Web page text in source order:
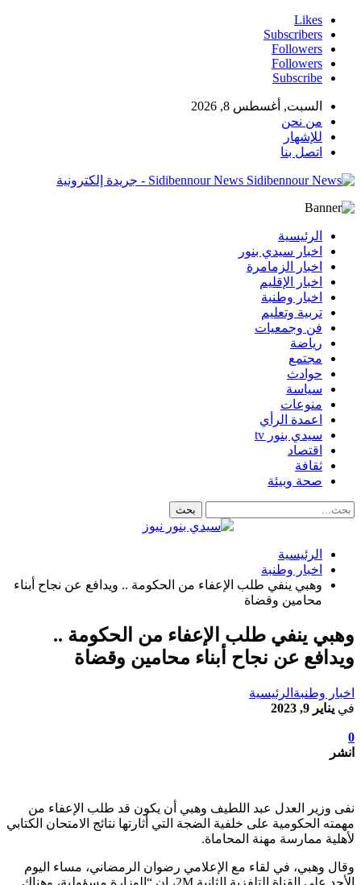
Likes
Subscribers
Followers
Followers
Subscribe
السبت, أغسطس 8, 2026
من نحن
للإشهار
اتصل بنا
Sidibennour News - جريدة إلكترونية
الرئيسية
اخبار سيدي بنور
اخبار الزمامرة
اخبار الإقليم
اخبار وطنبة
تربية وتعليم
فن وجمعيات
رياضة
مجتمع
حوادث
سياسة
منوعات
اعمدة الرأي
سيدي بنور tv
اقتصاد
ثقافة
صحة وبيئة
الرئيسية
اخبار وطنبة
وهبي ينفي طلب الإعفاء من الحكومة .. ويدافع عن نجاح أبناء
محامين وقضاة
وهبي ينفي طلب الإعفاء من الحكومة ..
ويدافع عن نجاح أبناء محامين وقضاة
اخبار وطنبة الرئيسية
في يناير 9, 2023
0
انشر
نفى وزير العدل عبد اللطيف وهبي أن يكون قد طلب الإعفاء من
مهمته الحكومية على خلفية الضجة التي أثارتها نتائج الامتحان الكتابي
لأهلية ممارسة مهنة المحاماة.
وقال وهبي، في لقاء مع الإعلامي رضوان الرمضاني، مساء اليوم
الأحد على القناة التلفزية الثانية 2M، إن “الوزارة مسؤولية، وهناك